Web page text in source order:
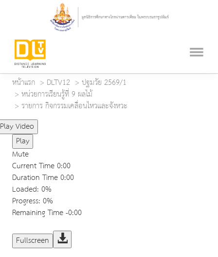
หน้าแรก DLTV12
ปฐมวัย 2569/1
หน่วยการเรียนรู้ที่ 9 ผลไม้
รายการ กิจกรรมเคลื่อนไหวและจังหวะ
Play Video
Play
Mute
Current Time0:00
Duration Time0:00
Loaded: 0%
Progress: 0%
Remaining Time-0:00
Fullscreen